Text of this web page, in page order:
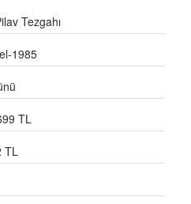
Tezgahı
1985
TL
TL